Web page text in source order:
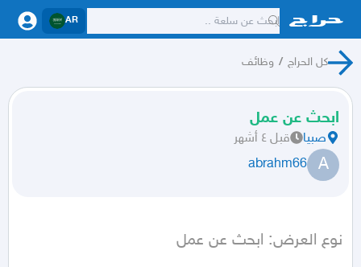
AR
كل الحراج / وظائف
ابحث عن عمل
صبيا قبل ٤ أشهر
A
abrahm66